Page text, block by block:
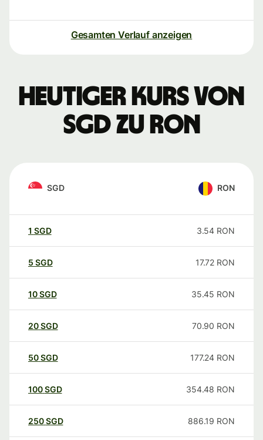
Gesamten Verlauf anzeigen
Heutiger Kurs von
SGD zu RON
SGD RON
1 SGD 3.54 RON
5 SGD 17.72 RON
10SGD 35.45 RON
20SGD 70.90 RON
50SGD 177.24 RON
100SGD 354.48 RON
250SGD 886.19 RON